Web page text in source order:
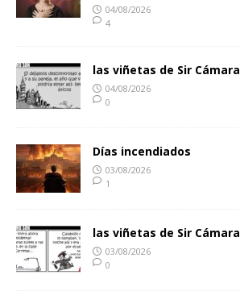
04/08/2026
4
las viñetas de Sir Cámara
04/08/2026
0
Días incendiados
03/08/2026
1
las viñetas de Sir Cámara
03/08/2026
0